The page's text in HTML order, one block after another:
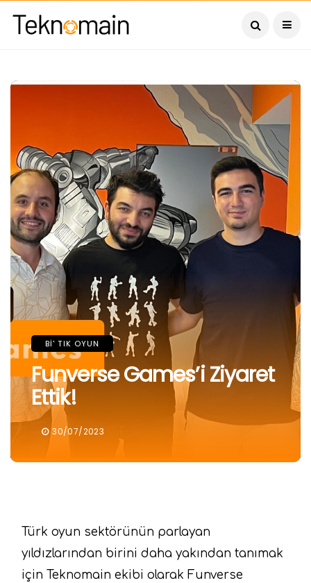
BI' TIK OYUN
Funverse Games’i Ziyaret
Ettik!
30/07/2023
Türk oyun sektörünün parlayan
yıldızlarından birini daha yakından tanımak
için Teknomain ekibi olarak Funverse